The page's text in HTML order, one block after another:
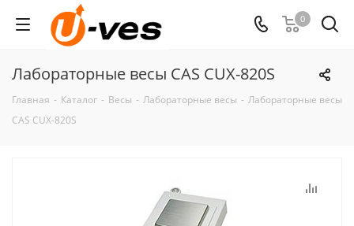
0
Лабораторные весы CAS CUX-820S
Главная - Каталог - Весы - Лабораторные весы - Лабораторные весы
CAS CUX-820S